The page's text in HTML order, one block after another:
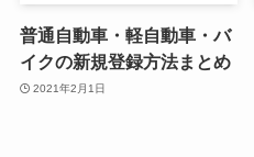
普通自動車・軽自動車・バ
イクの新規登録方法まとめ
2021年2月1日